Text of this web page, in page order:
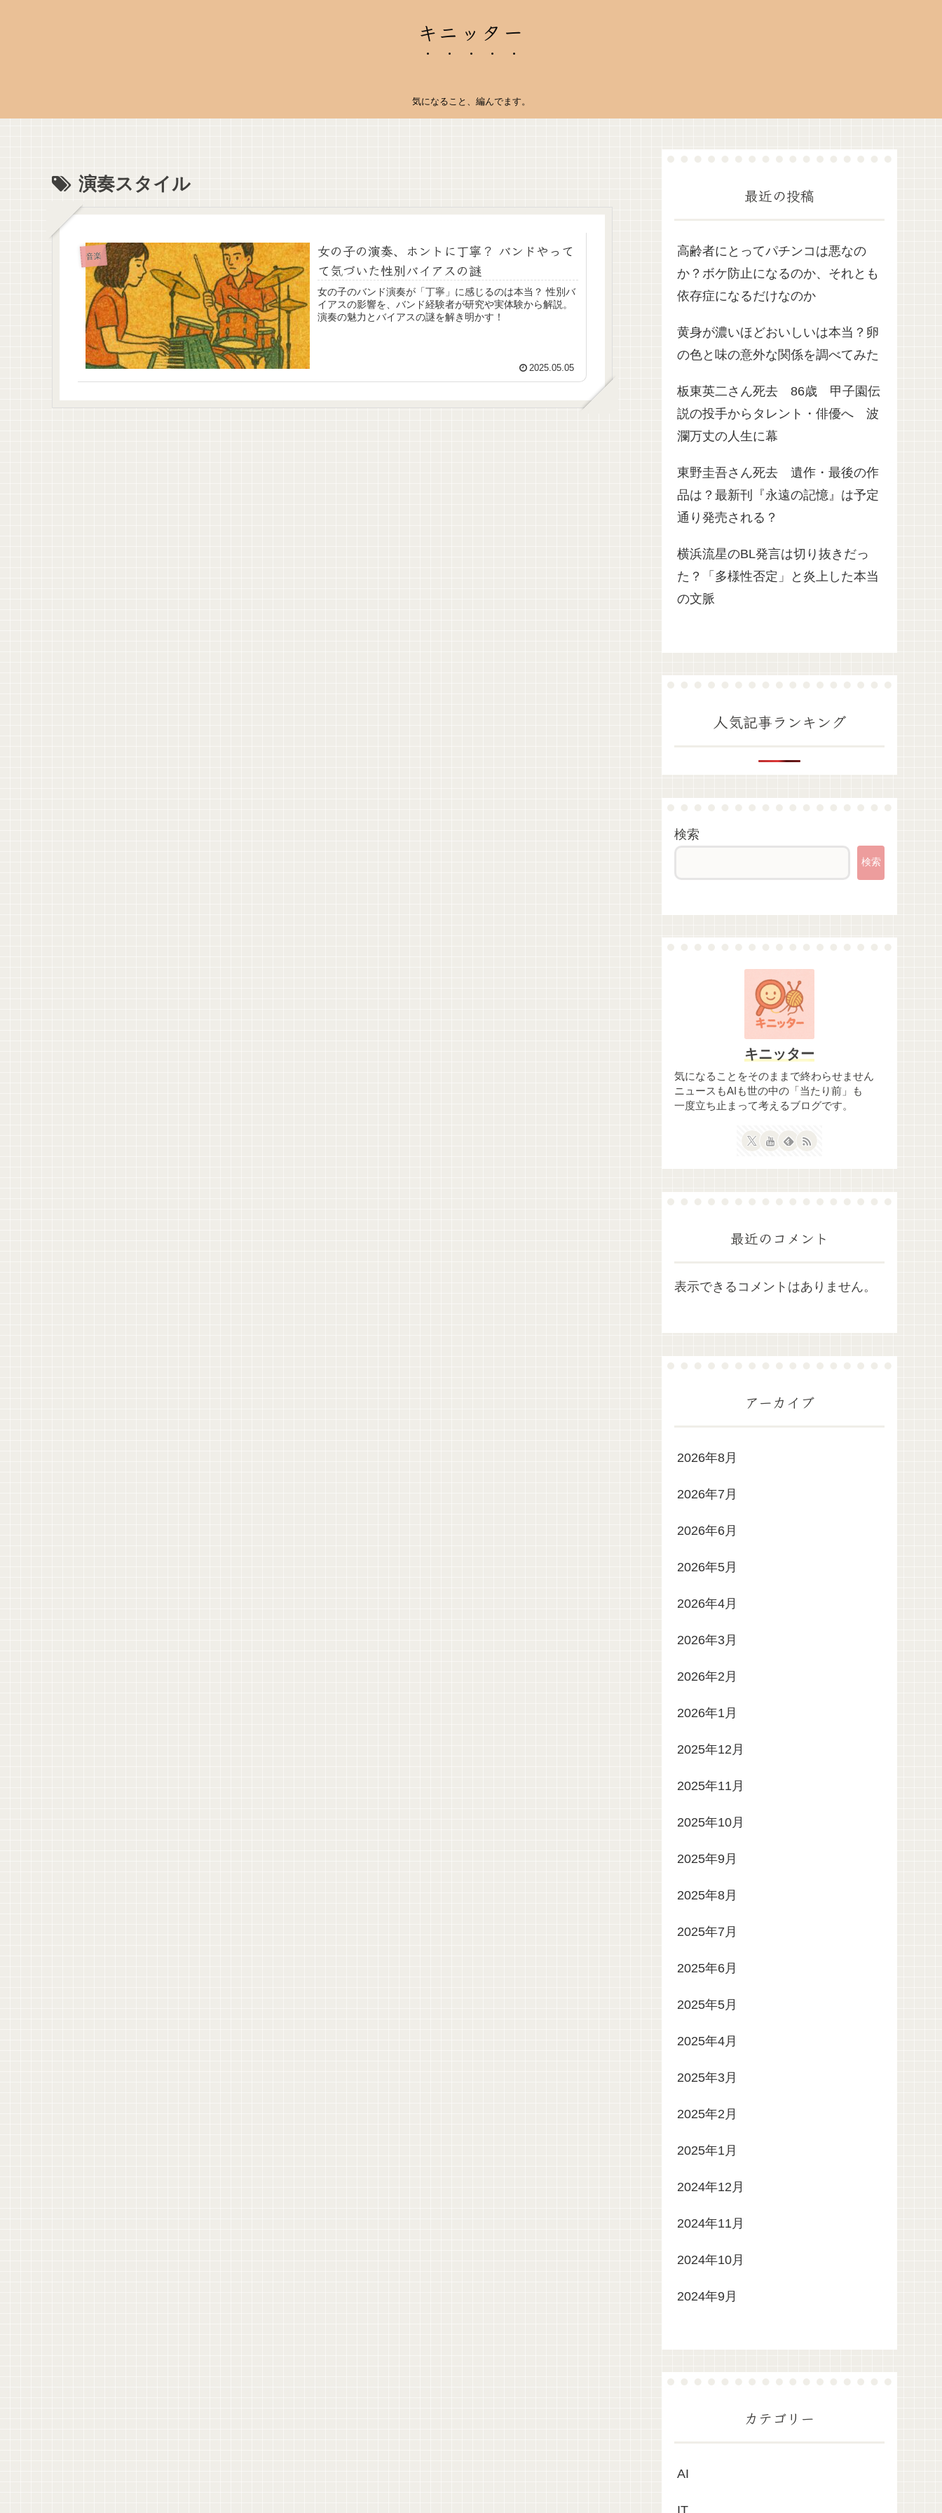
キニッター
気になること、編んでます。
演奏スタイル
音楽
女の子の演奏、ホントに丁寧？ バンドやって
て気づいた性別バイアスの謎
女の子のバンド演奏が「丁寧」に感じるのは本当？ 性別バ
イアスの影響を、バンド経験者が研究や実体験から解説。
演奏の魅力とバイアスの謎を解き明かす！
2025.05.05
最近の投稿
高齢者にとってパチンコは悪なの
か？ボケ防止になるのか、それとも
依存症になるだけなのか
黄身が濃いほどおいしいは本当？卵
の色と味の意外な関係を調べてみた
板東英二さん死去 86歳 甲子園伝
説の投手からタレント・俳優へ 波
瀾万丈の人生に幕
東野圭吾さん死去 遺作・最後の作
品は？最新刊『永遠の記憶』は予定
通り発売される？
横浜流星のBL発言は切り抜きだっ
た？「多様性否定」と炎上した本当
の文脈
人気記事ランキング
検索
検索
キニッター
気になることをそのままで終わらせません
ニュースもAIも世の中の「当たり前」も
一度立ち止まって考えるブログです。
最近のコメント
表示できるコメントはありません。
アーカイブ
2026年8月
2026年7月
2026年6月
2026年5月
2026年4月
2026年3月
2026年2月
2026年1月
2025年12月
2025年11月
2025年10月
2025年9月
2025年8月
2025年7月
2025年6月
2025年5月
2025年4月
2025年3月
2025年2月
2025年1月
2024年12月
2024年11月
2024年10月
2024年9月
カテゴリー
AI